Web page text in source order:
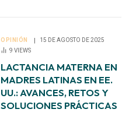
OPINIÓN
15 DE AGOSTO DE 2025
9VIEWS
LACTANCIA MATERNA EN
MADRES LATINAS EN EE.
UU.: AVANCES, RETOS Y
SOLUCIONES PRÁCTICAS